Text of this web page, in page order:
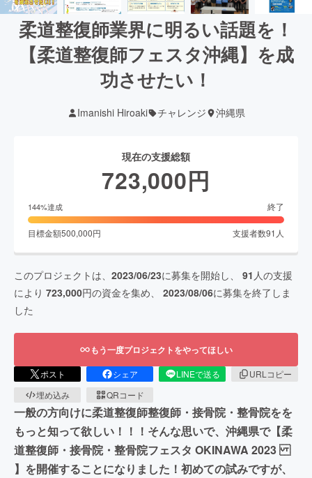
柔道整復師業界に明るい話題を！
【柔道整復師フェスタ沖縄】を成
功させたい！
Imanishi Hiroaki チャレンジ 沖縄県
現在の支援総額
723,000円
144%達成 終了
目標金額500,000円 支援者数91 人
このプロジェクトは、 2023/06/23に募集を開始し、 91 人の支援
により 723,000円の資金を集め、 2023/08/06に募集を終了しま
した
もう一度プロジェクトをやってほしい
ポスト シェア LINEで送る
URLコピー
埋め込み
QRコード
一般の方向けに柔道整復師整復師・接骨院・整骨院をを
もっと知って欲しい！！！そんな思いで、沖縄県で【柔
道整復師・接骨院・整骨院フェスタ OKINAWA 2023
】を開催することになりました！初めての試みですが、